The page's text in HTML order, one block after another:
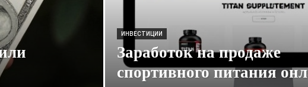
ИНВЕСТИЦИИ
Заработок на продаже
спортивного питания